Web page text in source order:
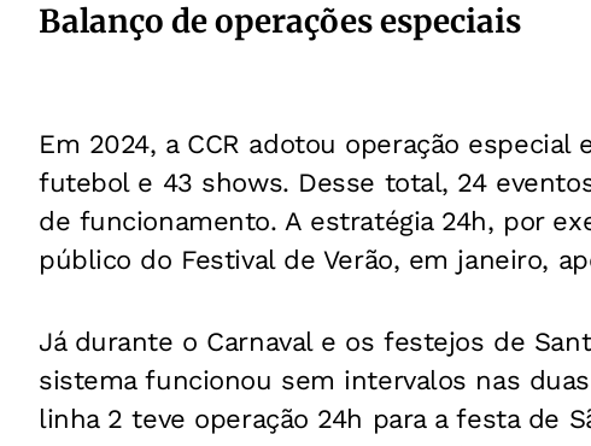
Balanço de operações especiais
Em 2024, a CCR adotou operação especial
futebol e 43 shows. Desse total, 24
de funcionamento. A estratégia 24h, por
público do Festival de Verão, em janeiro,
Já durante o Carnaval e os festejos de
sistema funcionou sem intervalos nas
linha 2 teve operação 24h para a festa de